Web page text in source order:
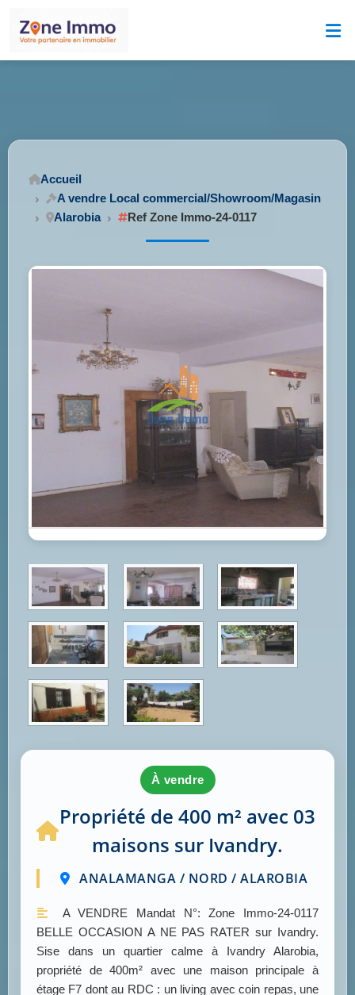
Accueil
A vendre Local commercial/Showroom/Magasin
Alarobia
Ref Zone Immo-24-0117
à vendre
Propriété de 400 m² avec 03
maisons sur Ivandry.
ANALAMANGA / NORD / ALAROBIA
A VENDRE Mandat N°: Zone Immo-24-0117
BELLE OCCASION A NE PAS RATER sur Ivandry.
Sise dans un quartier calme à Ivandry Alarobia,
propriété de 400m² avec une maison principale à
étage F7 dont au RDC : un living avec coin repas, une